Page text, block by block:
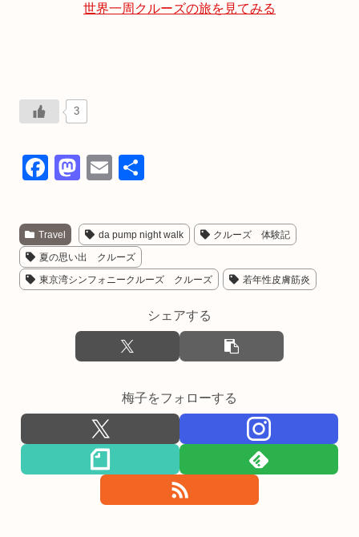
世界一周クルーズの旅を見てみる
3
F
c
e
b
o
M
st
o
d
o
E
ail
Travel da pump night walk クルーズ 体験記
夏の思い出 クルーズ
東京湾シンフォニークルーズ クルーズ
若年性皮膚筋炎
シェアする
梅子をフォローする